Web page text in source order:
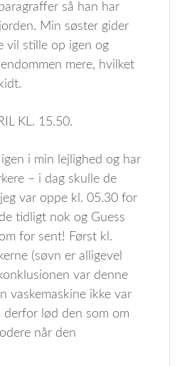
så han har
Min søster gider
vil stille op igen og
mere, hvilket
KL. 15.50.
igen i min lejlighed og har
– i dag skulle de
var oppe kl. 05.30 for
tidligt nok og Guess
for sent! Først kl.
(søvn er alligevel
var denne
vaskemaskine ikke var
lød den som om
når den